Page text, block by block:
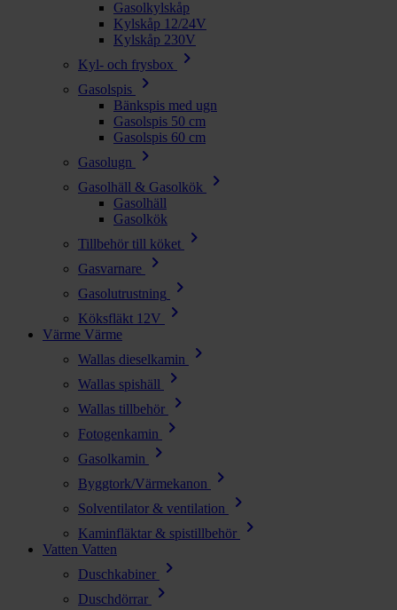
Gasolkylskåp
Kylskåp 12/24V
Kylskåp 230V
Kyl- och frysbox
chevron_right
Gasolspis chevron_right
Bänkspis med ugn
Gasolspis 50 cm
Gasolspis 60 cm
Gasolugn
chevron_right
Gasolhäll & Gasolkök chevron_right
Gasolhäll
Gasolkök
Tillbehör till köket
chevron_right
Gasvarnare chevron_right
Gasolutrustning chevron_right
Köksfläkt 12V chevron_right
Värme Värme
Wallas dieselkamin
chevron_right
Wallas spishäll chevron_right
Wallas tillbehör chevron_right
Fotogenkamin chevron_right
Gasolkamin chevron_right
Byggtork/Värmekanon chevron_right
Solventilator & ventilation chevron_right
Kaminfläktar & spistillbehör chevron_right
Vatten Vatten
Duschkabiner
chevron_right
Duschdörrar chevron_right